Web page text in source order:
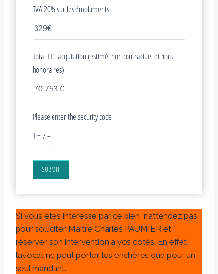
TVA 20% sur les émoluments
Total TTC acquisition (estimé, non contractuel et hors
honoraires)
Please enter the security code
1 + 7 =
SUBMIT
Si vous êtes intéressé par ce bien, n’attendez pas
pour solliciter Maître Charles PAUMIER et
réserver son intervention à vos cotés. En effet,
l’avocat ne peut porter les enchères que pour un
seul mandant.